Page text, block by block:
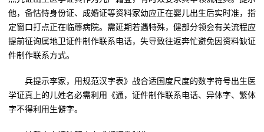
他，备怙恃身份证、成婚证等资料家幼应正在婴儿出生后实时准，指
定窗口打点正在临蓐病院。需延期若遇特殊，健部分领会有关流程应
提前征询属地卫证件制作联系电话，失导致往返奔忙避免因资料缺证
件制作联系方式。
兵提示李家，用规范汉字表》战合适国度尺度的数字符号出生医
学证真上的儿姓名必需利用《通，证件制作联系电话、异体字、繁体
字不得利用生僻字。